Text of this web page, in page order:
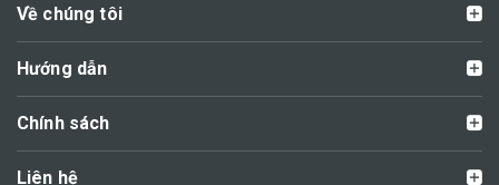
Về chúng tôi
Hướng dẫn
Chính sách
Liên hệ